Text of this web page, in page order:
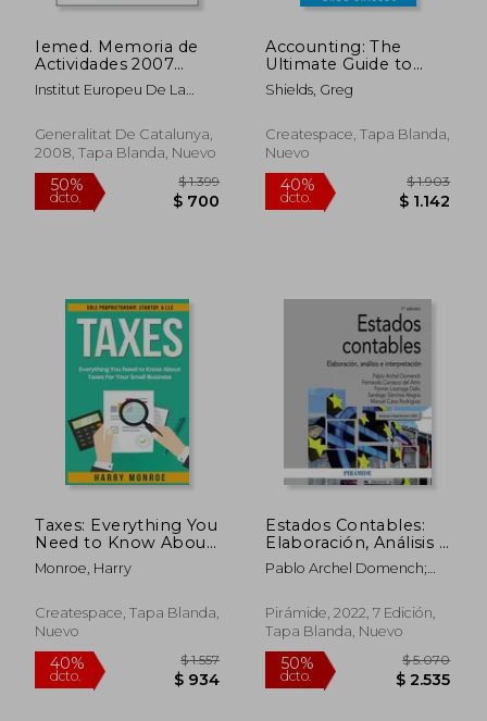
40% 40%
40%
dcto.
$ 2.110 40%
dcto.
Iemed. Memoria de
Actividades 2007
(Generalitat de
Catalunya)
Institut Europeu De La
Generalitat De Catalunya,
2008, Tapa Blanda, Nuevo
Accounting: The
Ultimate Guide to
Accounting for
Beginners - Learn the
Principles (en Inglés)
Shields, Greg
Createspace, Tapa Blanda,
Nuevo
Taxes: Everything You
Need to Know About
Taxes For Your Small
Business - Sole
Startup, & LLC (en
Inglés)
Monroe, Harry
Createspace, Tapa Blanda,
Nuevo
Estados Contables:
Elaboración, Análisis e
Interpretación
Pablo Archel Domench;
Amo; Fermín Lizarraga
Dallo; Santiago Sánchez
Alegría; Manuel Cano
Rodríguez
Pirámide, 2022, 7 Edición,
Tapa Blanda, Nuevo